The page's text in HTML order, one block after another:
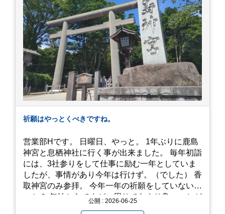
カットしてくれるのもとっても良かったです。 こ
れは何個でも行けてしまう勢い、、！！！ 皆様も
静岡へ行く予定がありましたら是非とも召し上が
って見てください！予約は行っていないようなの
で、時と場合とタイミングと要相談で
す、、！！！
祈願はやっとくべきですね。
営業部Hです。 日曜日、やっと。 1年ぶりに鹿島
神宮と息栖神社に行く事が出来ました。 毎年初詣
には、3社参りをして仕事に励む一年としていま
したが、事情があり今年は行けず。（でした） 香
取神宮のみ参拝。 今年一年の祈願をしていないせ
いか？ 年始からですが、周りであまり良いことが
公開 : 2026-06-25